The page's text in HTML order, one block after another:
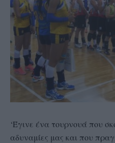
‘Έγινε ένα τουρνουά που
αδυναμίες μας και που